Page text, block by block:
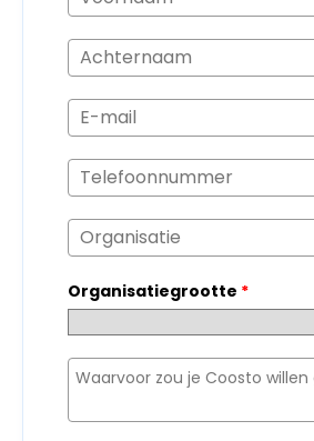
Organisatiegrootte *